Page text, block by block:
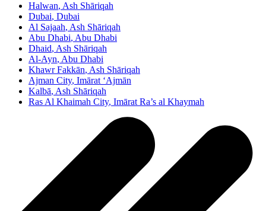
Halwan, Ash Shāriqah
Dubai, Dubai
Al Sajaah, Ash Shāriqah
Abu Dhabi, Abu Dhabi
Dhaid, Ash Shāriqah
Al-Ayn, Abu Dhabi
Khawr Fakkān, Ash Shāriqah
Ajman City, Imārat ‘Ajmān
Kalbā, Ash Shāriqah
Ras Al Khaimah City, Imārat Ra’s al Khaymah